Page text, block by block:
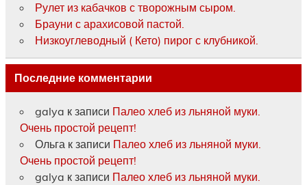
Рулет из кабачков с творожным сыром.
Брауни с арахисовой пастой.
Низкоуглеводный ( Кето) пирог с клубникой.
Последние комментарии
galya к записи Палео хлеб из льняной муки.
Очень простой рецепт!
Ольгак записи Палео хлеб из льняной муки.
Очень простой рецепт!
galya к записи Палео хлеб из льняной муки.